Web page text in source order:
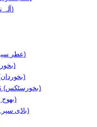
Ala-e-Noor (آلہ نور)
Attar Spray (عطر سپرے)
Bakhoorat (بخورات)
Bakhoor Dan (بخوردان)
Bakhoor Sticks (بخورسٹکس)
Bhoj Patar (بھوج پتر)
Body Sprays (باڈی سپرے)